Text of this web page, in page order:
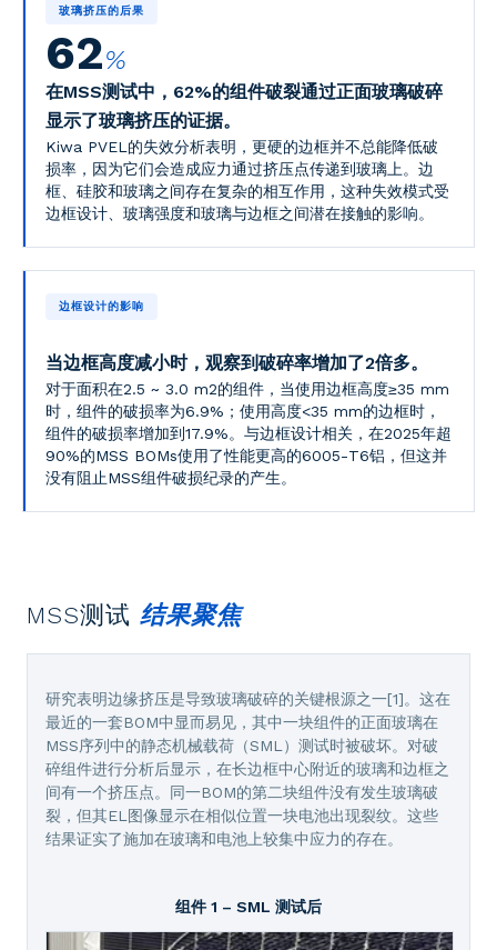
玻璃挤压的后果
62%
在MSS测试中，62%的组件破裂通过正面玻璃破碎
显示了玻璃挤压的证据。
Kiwa PVEL的失效分析表明，更硬的边框并不总能降低破
损率，因为它们会造成应力通过挤压点传递到玻璃上。边
框、硅胶和玻璃之间存在复杂的相互作用，这种失效模式受
边框设计、玻璃强度和玻璃与边框之间潜在接触的影响。
边框设计的影响
当边框高度减小时，观察到破碎率增加了2倍多。
对于面积在2.5 ~ 3.0 m2的组件，当使用边框高度≥35 mm
时，组件的破损率为6.9%；使用高度<35 mm的边框时，
组件的破损率增加到17.9%。与边框设计相关，在2025年超
90%的MSS BOMs使用了性能更高的6005-T6铝，但这并
没有阻止MSS组件破损纪录的产生。
MSS测试 结果聚焦
研究表明边缘挤压是导致玻璃破碎的关键根源之一[1]。这在
最近的一套BOM中显而易见，其中一块组件的正面玻璃在
MSS序列中的静态机械载荷（SML）测试时被破坏。对破
碎组件进行分析后显示，在长边框中心附近的玻璃和边框之
间有一个挤压点。同一BOM的第二块组件没有发生玻璃破
裂，但其EL图像显示在相似位置一块电池出现裂纹。这些
结果证实了施加在玻璃和电池上较集中应力的存在。
组件 1 – SML 测试后